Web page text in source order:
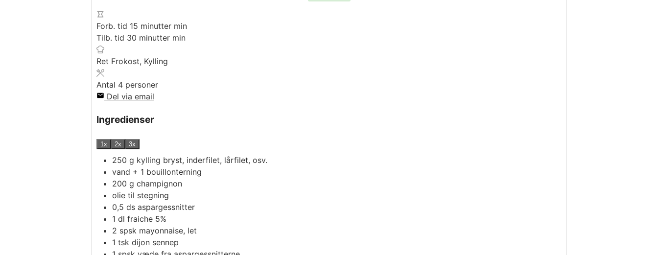
Forb. tid 15 minutter min
Tilb. tid 30 minutter min
Ret Frokost, Kylling
Antal 4 personer
Del via email
Ingredienser
1x 2x 3x
250 g kylling bryst, inderfilet, lårfilet, osv.
vand + 1 bouillonterning
200 g champignon
olie til stegning
0,5 ds aspargessnitter
1 dl fraiche 5%
2 spsk mayonnaise, let
1 tsk dijon sennep